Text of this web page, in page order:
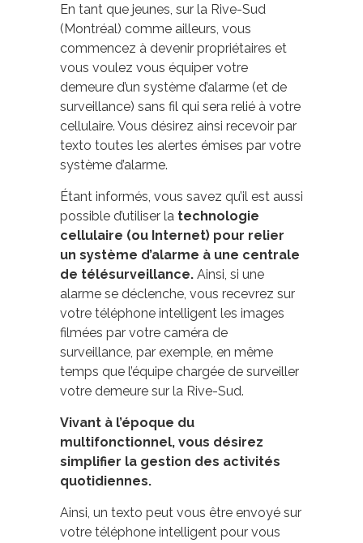
En tant que jeunes, sur la Rive-Sud
(Montréal) comme ailleurs, vous
commencez à devenir propriétaires et
vous voulez vous équiper votre
demeure d’un système d’alarme (et de
surveillance) sans fil qui sera relié à votre
cellulaire. Vous désirez ainsi recevoir par
texto toutes les alertes émises par votre
système d’alarme.
Étant informés, vous savez qu’il est aussi
possible d’utiliser la technologie
cellulaire (ou Internet) pour relier
un système d’alarme à une centrale
de télésurveillance. Ainsi, si une
alarme se déclenche, vous recevrez sur
votre téléphone intelligent les images
filmées par votre caméra de
surveillance, par exemple, en même
temps que l’équipe chargée de surveiller
votre demeure sur la Rive-Sud.
Vivant à l’époque du
multifonctionnel, vous désirez
simplifier la gestion des activités
quotidiennes.
Ainsi, un texto peut vous être envoyé sur
votre téléphone intelligent pour vous